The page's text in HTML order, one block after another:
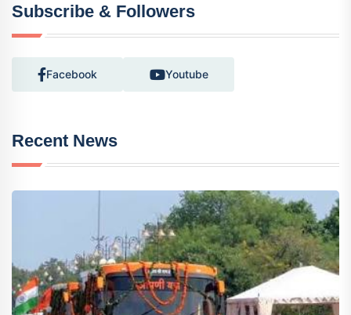
Subscribe & Followers
Facebook Youtube
Recent News